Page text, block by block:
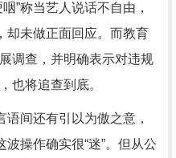
”称当艺人说话不自由，
却未做正面回应。而教育
调查，并明确表示对违规
也将追查到底。
间还有引以为傲之意，
波操作确实很“迷”。但从公